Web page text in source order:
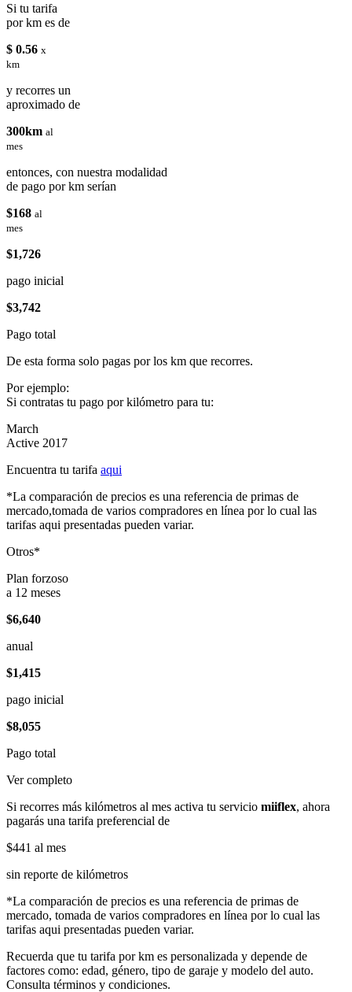
Si tu tarifa
por km es de
$ 0.56 x
km
y recorres un
aproximado de
300km al
mes
entonces, con nuestra modalidad
de pago por km serían
$168 al
mes
$1,726
pago inicial
$3,742
Pago total
De esta forma solo pagas por los km que recorres.
Por ejemplo:
Si contratas tu pago por kilómetro para tu:
March
Active 2017
Encuentra tu tarifa aqui
*La comparación de precios es una referencia de primas de
mercado,tomada de varios compradores en línea por lo cual las
tarifas aqui presentadas pueden variar.
Otros*
Plan forzoso
a 12 meses
$6,640
anual
$1,415
pago inicial
$8,055
Pago total
Ver completo
Si recorres más kilómetros al mes activa tu servicio miiflex, ahora
pagarás una tarifa preferencial de
$441 al mes
sin reporte de kilómetros
*La comparación de precios es una referencia de primas de
mercado, tomada de varios compradores en línea por lo cual las
tarifas aqui presentadas pueden variar.
Recuerda que tu tarifa por km es personalizada y depende de
factores como: edad, género, tipo de garaje y modelo del auto.
Consulta términos y condiciones.